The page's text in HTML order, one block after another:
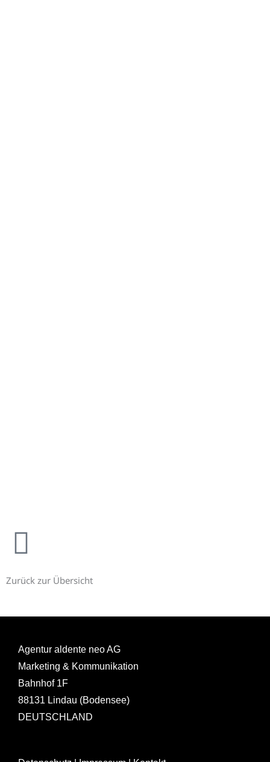
Zurück zur Übersicht
Agentur aldente neo AG
Marketing & Kommunikation
Bahnhof 1F
88131 Lindau (Bodensee)
DEUTSCHLAND